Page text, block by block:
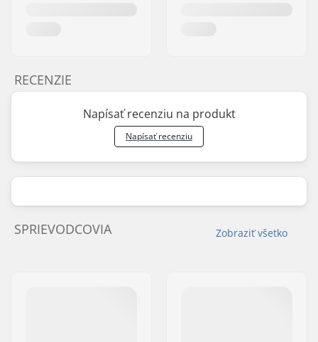
RECENZIE
Napísať recenziu na produkt
Napísať recenziu
Zobraziť všetko
SPRIEVODCOVIA